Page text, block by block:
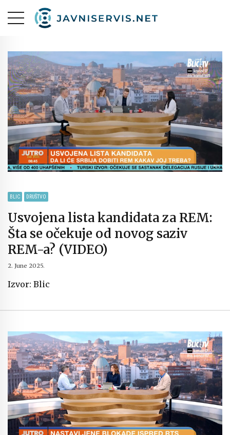
BLIC DRUŠTVO
Usvojena lista kandidata za REM:
Šta se očekuje od novog saziv
REM-a? (VIDEO)
2. June 2025.
Izvor: Blic